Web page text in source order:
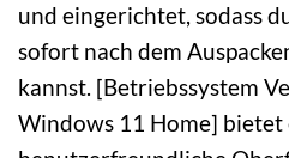
und eingerichtet, sodass
sofort nach dem
kannst. [Betriebssystem
Windows 11 Home] bietet